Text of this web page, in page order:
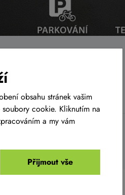
obsahu stránek vašim
cookie. Kliknutím na
a my vám
Přijmout vše